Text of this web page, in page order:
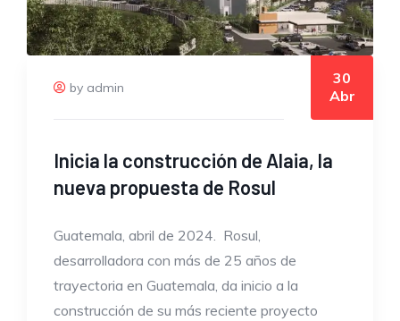
by admin
30
Abr
Inicia la construcción de Alaia, la
nueva propuesta de Rosul
Guatemala, abril de 2024. Rosul,
desarrolladora con más de 25 años de
trayectoria en Guatemala, da inicio a la
construcción de su más reciente proyecto